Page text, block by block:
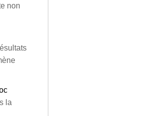
non
la